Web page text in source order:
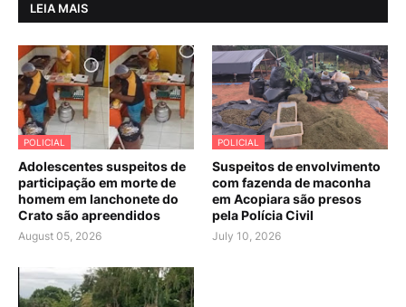
LEIA MAIS
POLICIAL
Adolescentes suspeitos de
participação em morte de
homem em lanchonete do
Crato são apreendidos
August 05, 2026
POLICIAL
Suspeitos de envolvimento
com fazenda de maconha
em Acopiara são presos
pela Polícia Civil
July 10, 2026